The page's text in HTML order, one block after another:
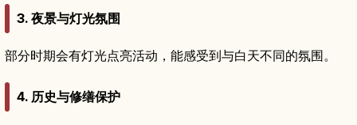
3. 夜景与灯光氛围
部分时期会有灯光点亮活动，能感受到与白天不同的氛围。
4. 历史与修缮保护